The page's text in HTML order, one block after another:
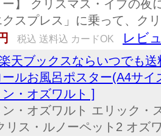
ー】 クリスマス・イブの
クスプレス」に乗って、ク
税込 送料込 カードOK レビ
楽天ブックスならいつでも
ルお風呂ポスター(A4サ
・オズワルト ]
・オズワルト エリック・
リス・ルノーペット2 オズ